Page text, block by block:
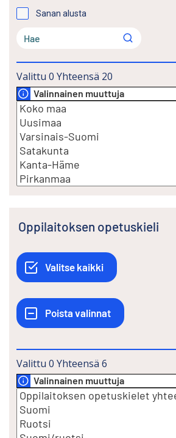
Sanan alusta
Valittu 0 Yhteensä 20
Valinnainen muuttuja
Oppilaitoksen opetuskieli
Valittu 0 Yhteensä 6
Valinnainen muuttuja